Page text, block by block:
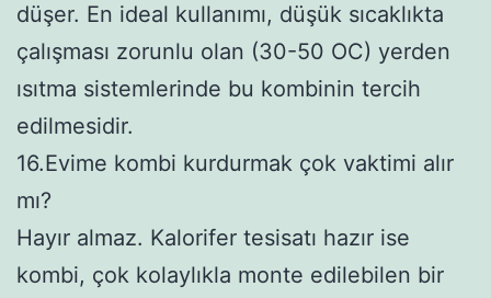
düşer. En ideal kullanımı, düşük sıcaklıkta
çalışması zorunlu olan (30-50 OC) yerden
ısıtma sistemlerinde bu kombinin tercih
edilmesidir.
16.Evime kombi kurdurmak çok vaktimi alır
mı?
Hayır almaz. Kalorifer tesisatı hazır ise
kombi, çok kolaylıkla monte edilebilen bir